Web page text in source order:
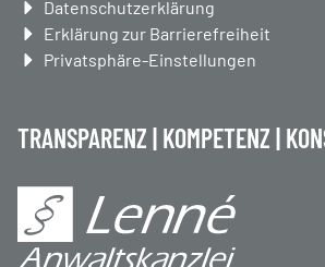
Datenschutzerklärung
Erklärung zur Barrierefreiheit
Privatsphäre-Einstellungen
TRANSPARENZ | KOMPETENZ |